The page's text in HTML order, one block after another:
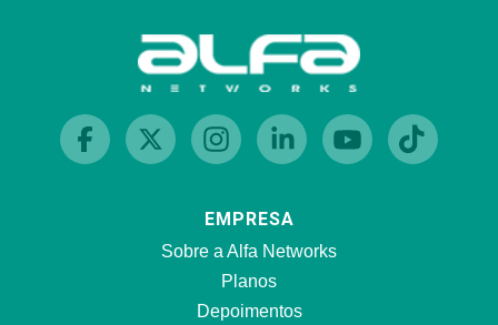
EMPRESA
Sobre a Alfa Networks
Planos
Depoimentos